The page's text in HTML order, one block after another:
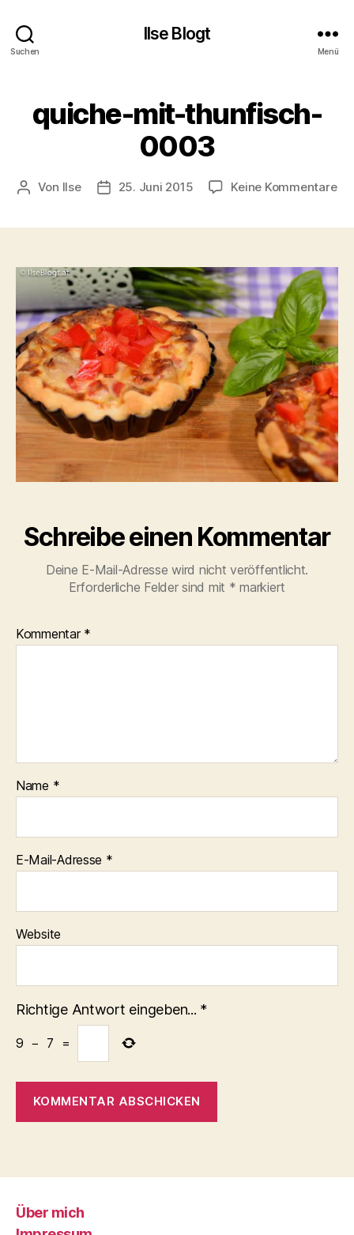
Suchen
Ilse Blogt
Menü
quiche-mit-thunfisch-
0003
Beitragsautor
Von Ilse Beitragsdatum
25. Juni 2015 Keine Kommentarezu
Schreibe einen Kommentar
Deine E-Mail-Adresse wird nicht veröffentlicht.
Erforderliche Felder sind mit * markiert
Kommentar *
Name *
E-Mail-Adresse *
Website
Richtige Antwort eingeben... *
9 − 7 =
Über mich